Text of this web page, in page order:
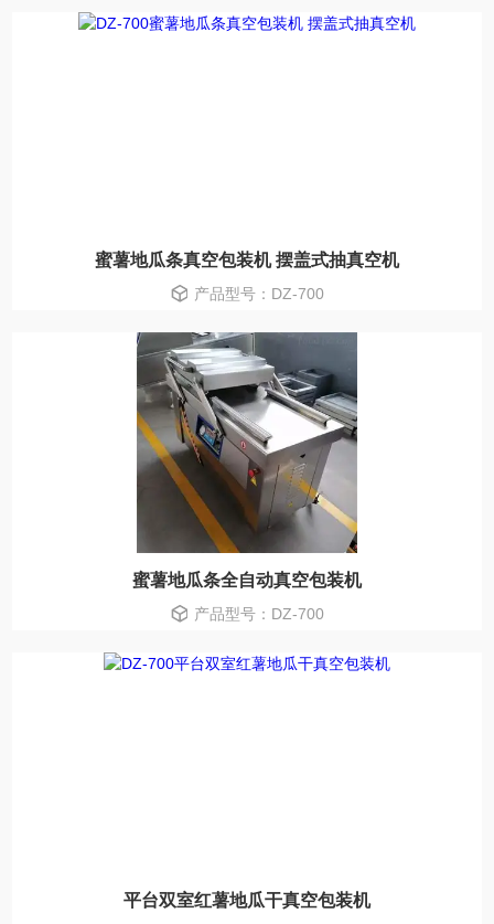
蜜薯地瓜条真空包装机 摆盖式抽真空机
产品型号：DZ-700
蜜薯地瓜条全自动真空包装机
产品型号：DZ-700
平台双室红薯地瓜干真空包装机